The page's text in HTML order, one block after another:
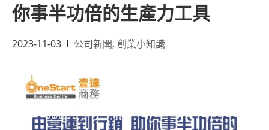
你事半功倍的生產力工具
2023-11-03 公司新聞, 創業小知識